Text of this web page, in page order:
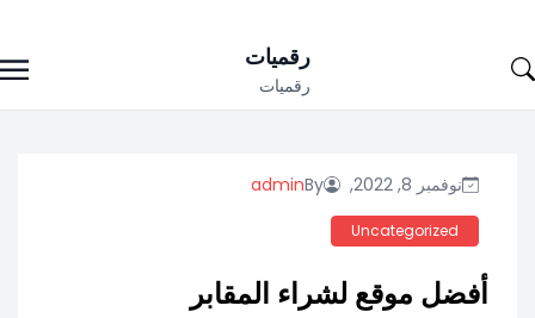
to
رقميات
رقميات
نوفمبر 8, 2022, By
admin
Uncategorized
أفضل موقع لشراء المقابر